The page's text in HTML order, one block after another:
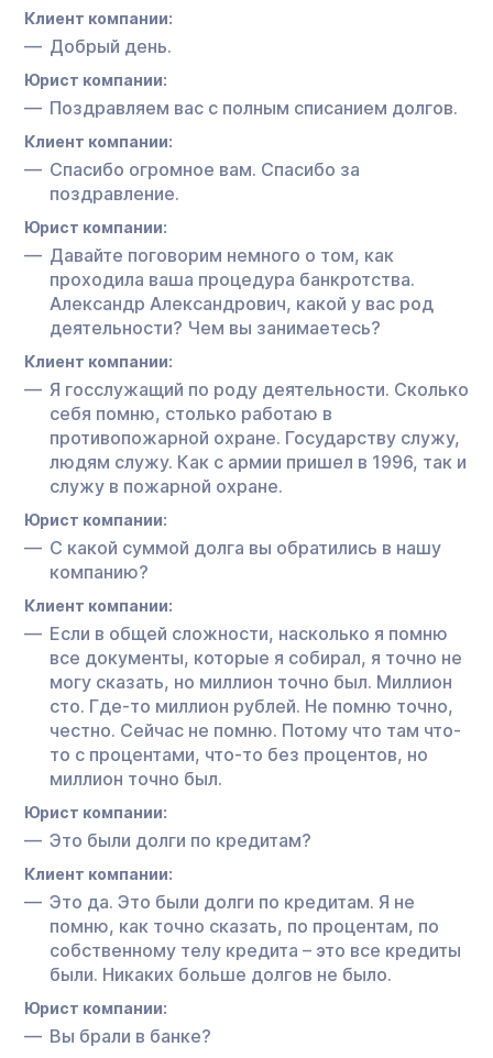
Клиент компании:
Добрый день.
Юрист компании:
Поздравляем вас с полным списанием долгов.
Клиент компании:
Спасибо огромное вам. Спасибо за
поздравление.
Юрист компании:
Давайте поговорим немного о том, как
проходила ваша процедура банкротства.
Александр Александрович, какой у вас род
деятельности? Чем вы занимаетесь?
Клиент компании:
Я госслужащий по роду деятельности. Сколько
себя помню, столько работаю в
противопожарной охране. Государству служу,
людям служу. Как с армии пришел в 1996, так и
служу в пожарной охране.
Юрист компании:
С какой суммой долга вы обратились в нашу
компанию?
Клиент компании:
Если в общей сложности, насколько я помню
все документы, которые я собирал, я точно не
могу сказать, но миллион точно был. Миллион
сто. Где-то миллион рублей. Не помню точно,
честно. Сейчас не помню. Потому что там что-
то с процентами, что-то без процентов, но
миллион точно был.
Юрист компании:
Это были долги по кредитам?
Клиент компании:
Это да. Это были долги по кредитам. Я не
помню, как точно сказать, по процентам, по
собственному телу кредита – это все кредиты
были. Никаких больше долгов не было.
Юрист компании:
Вы брали в банке?